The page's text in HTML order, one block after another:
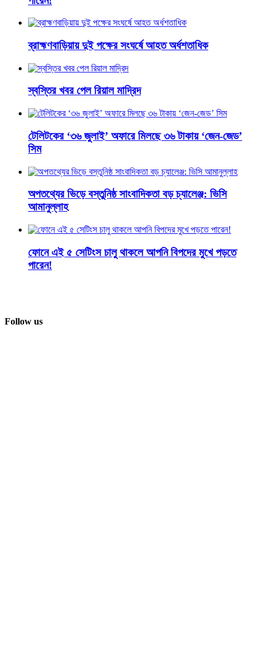
ব্রাহ্মণবাড়িয়ায় দুই পক্ষের সংঘর্ষে আহত অর্ধশতাধিক
স্বস্তির খবর পেল রিয়াল মাদ্রিদ
টেলিটকের ‘৩৬ জুলাই’ অফারে মিলছে ৩৬ টাকায় ‘জেন-জেড’
সিম
অপতথ্যের ভিড়ে বস্তুনিষ্ঠ সাংবাদিকতা বড় চ্যালেঞ্জ: ভিসি
আমানুল্লাহ
ফোনে এই ৫ সেটিংস চালু থাকলে আপনি বিপদের মুখে পড়তে
পারেন!
Follow us